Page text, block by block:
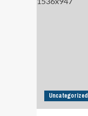
Uncategorized